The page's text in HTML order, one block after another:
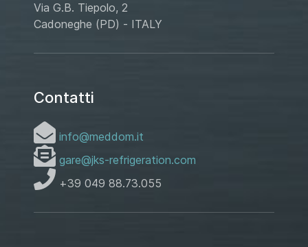
Via G.B. Tiepolo, 2
Cadoneghe (PD) - ITALY
Contatti
info@meddom.it
gare@jks-refrigeration.com
+39 049 88.73.055